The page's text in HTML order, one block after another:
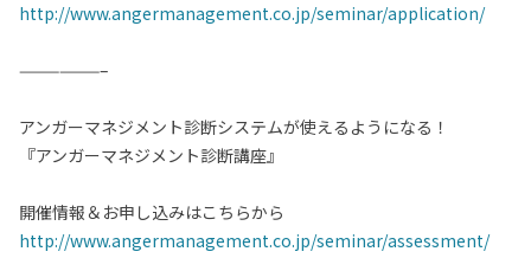
http://www.angermanagement.co.jp/seminar/application/
——————–
アンガーマネジメント診断システムが使えるようになる！
『アンガーマネジメント診断講座』
開催情報＆お申し込みはこちらから
http://www.angermanagement.co.jp/seminar/assessment/